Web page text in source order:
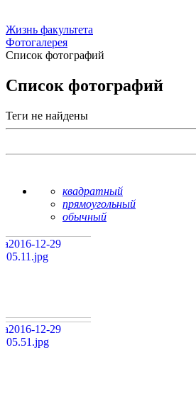
Жизнь факультета
Фотогалерея
Список фотографий
Список фотографий
Теги не найдены
квадратный
прямоугольный
обычный